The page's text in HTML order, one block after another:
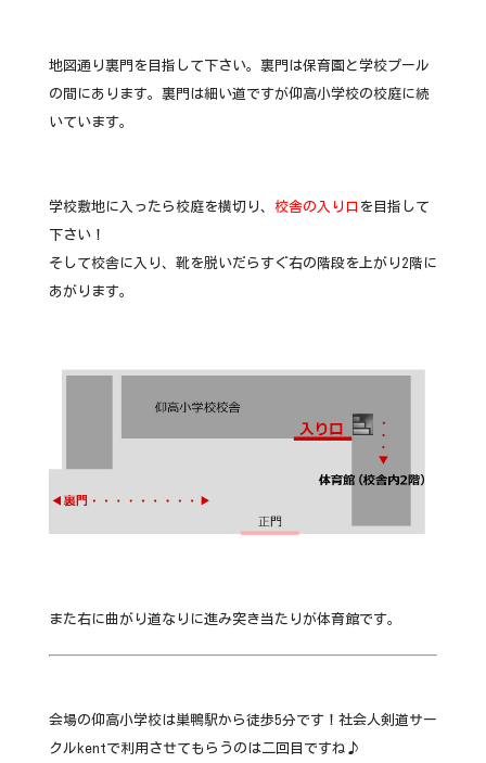
地図通り裏門を目指して下さい。裏門は保育園と学校プール
の間にあります。裏門は細い道ですが仰高小学校の校庭に続
いています。
学校敷地に入ったら校庭を横切り、 校舎の入り口 を目指して
下さい！
そして校舎に入り、靴を脱いだらすぐ右の階段を上がり2階に
あがります。
また右に曲がり道なりに進み突き当たりが体育館です。
会場の仰高小学校は巣鴨駅から徒歩5分です！社会人剣道サー
クルkentで利用させてもらうのは二回目ですね♪